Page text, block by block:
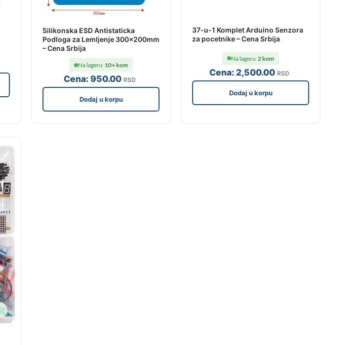
Silikonska ESD Antistaticka
Podloga za Lemljenje 300x200mm
– Cena Srbija
Cena:950.00 RSD
Na lageru 10+ kom
Dodaj u korpu
37-u-1 Komplet Arduino Senzora
za pocetnike – Cena Srbija
Cena: 2,500.00 RSD
Na lageru 2 kom
Dodaj u korpu